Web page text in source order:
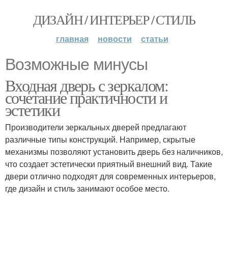
ДИЗАЙН / ИНТЕРЬЕР / СТИЛЬ
главная новости статьи
Возможные минусы
Входная дверь с зеркалом:
сочетание практичности и
эстетики
Производители зеркальных дверей предлагают
различные типы конструкций. Например, скрытые
механизмы позволяют установить дверь без наличников,
что создает эстетически приятный внешний вид. Такие
двери отлично подходят для современных интерьеров,
где дизайн и стиль занимают особое место.